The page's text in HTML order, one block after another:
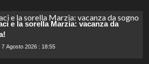
e la sorella Marzia: vacanza da
7 Agosto 2026 : 18:55